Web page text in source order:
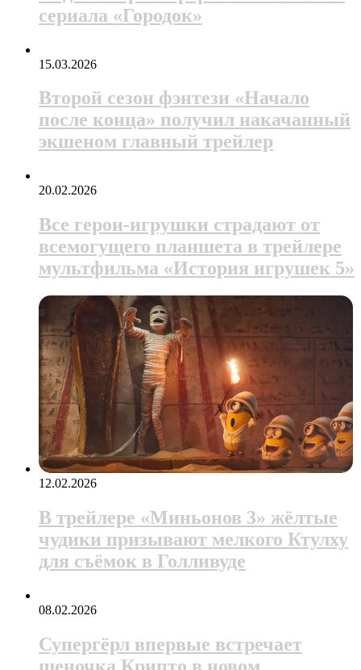
сериала «Городок»
15.03.2026
Второй сезон фэнтези «Начало
после конца» получил накачанный
экшеном главный трейлер
20.02.2026
Все герои-игрушки страдают от
всемогущего планшета в трейлере
мультфильма «История игрушек 5»
12.02.2026
В трейлере «Миньонов 3» жёлтые
чудики призывают мелкого Ктулху
для съёмок в Голливуде
08.02.2026
Супергёрл впервые встречает